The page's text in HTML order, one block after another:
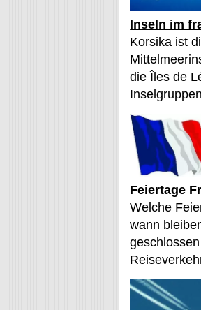
Inseln im
Korsika ist
die Îles de
Feiertage
Welche
wann